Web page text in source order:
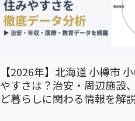
【2026年】北海道 小樽市
やすさは？治安・周辺施設
ど暮らしに関わる情報を解